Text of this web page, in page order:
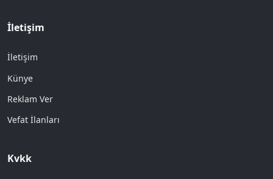
İletişim
İletişim
Künye
Reklam Ver
Vefat İlanları
Kvkk